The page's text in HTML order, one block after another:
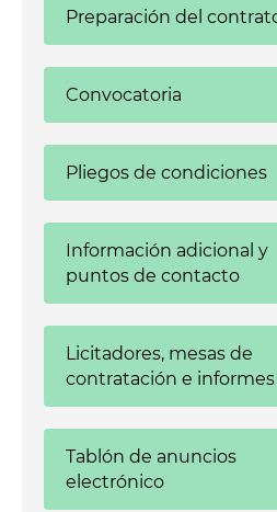
Preparación del
Convocatoria
Pliegos de condiciones
Información adicional y
puntos de contacto
Licitadores, mesas de
contratación e informes
Tablón de anuncios
electrónico